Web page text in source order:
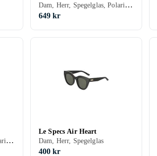
Dam, Herr, Spegelglas, Polariserade
649 kr
Dam, Herr, Spegelglas, Polariserade
Le Specs Air Heart
Dam, Herr, Spegelglas
400 kr